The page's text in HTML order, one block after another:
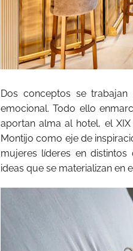
Dos conceptos se
emocional. Todo ello
aportan alma al hotel, el
Montijo como eje de
mujeres líderes en
ideas que se materializan en